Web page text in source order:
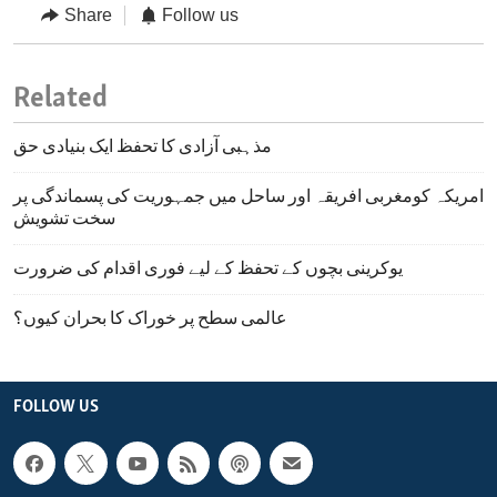
Share Follow us
Related
مذہبی آزادی کا تحفظ ایک بنیادی حق
امریکہ کومغربی افریقہ اور ساحل میں جمہوریت کی پسماندگی پر
سخت تشویش
یوکرینی بچوں کے تحفظ کے لیے فوری اقدام کی ضرورت
عالمی سطح پر خوراک کا بحران کیوں؟
FOLLOW US